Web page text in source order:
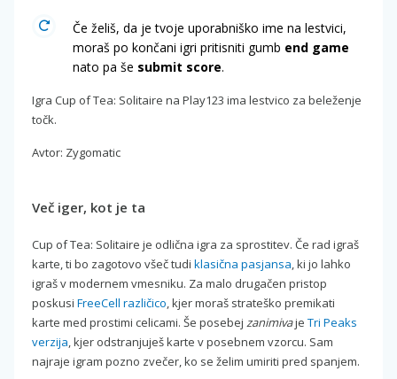
Če želiš, da je tvoje uporabniško ime na lestvici,
moraš po končani igri pritisniti gumb end game
nato pa še submit score.
Igra Cup of Tea: Solitaire na Play123 ima lestvico za beleženje
točk.
Avtor: Zygomatic
Več iger, kot je ta
Cup of Tea: Solitaire je odlična igra za sprostitev. Če rad igraš
karte, ti bo zagotovo všeč tudi klasična pasjansa , ki jo lahko
igraš v modernem vmesniku. Za malo drugačen pristop
poskusi FreeCell različico , kjer moraš strateško premikati
karte med prostimi celicami. Še posebej zanimivaje Tri Peaks
verzija , kjer odstranjuješ karte v posebnem vzorcu. Sam
najraje igram pozno zvečer, ko se želim umiriti pred spanjem.